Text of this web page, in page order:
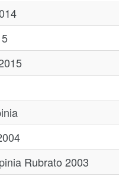
Rubrato 2003